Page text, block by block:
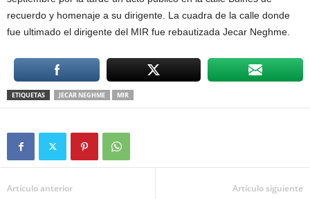
recuerdo y homenaje a su dirigente. La cuadra de la calle donde
fue ultimado el dirigente del MIR fue rebautizada Jecar Neghme.
ETIQUETAS JECAR NEGHME MIR
Artículo anterior Artículo siguiente